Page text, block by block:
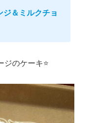
＆ミルクチョ
のケーキ⭐️